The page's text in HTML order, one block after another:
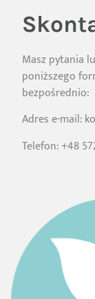
Masz pytania
poniższego
bezpośrednio:
Adres e-mail:
Telefon: +48